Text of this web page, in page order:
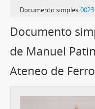
Documento simples 0023 -
Documento
de Manuel
Ateneo de